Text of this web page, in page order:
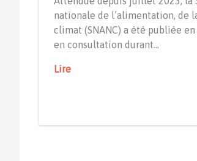
nationale de l’alimentation, de
climat (SNANC) a été publiée
en consultation durant…
Lire